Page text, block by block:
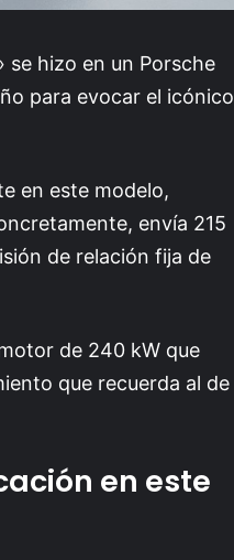
hizo en un Porsche
para evocar el icónico
en este modelo,
envía 215
de relación fija de
de 240 kW que
que recuerda al de
en este